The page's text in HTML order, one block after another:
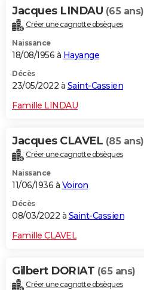
Jacques LINDAU (65 ans)
Créer une cagnotte obsèques
Naissance
18/08/1956 à Hayange
Décès
23/05/2022 à Saint-Cassien
Famille LINDAU
Jacques CLAVEL (85 ans)
Créer une cagnotte obsèques
Naissance
11/06/1936 à Voiron
Décès
08/03/2022 à Saint-Cassien
Famille CLAVEL
Gilbert DORIAT (65 ans)
Créer une cagnotte obsèques